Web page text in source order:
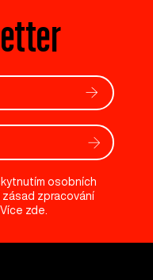
osobních
zásad zpracování
zde